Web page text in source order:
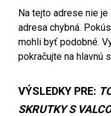
Na tejto adrese nie
adresa chybná.
mohli byť podobné.
pokračujte na hlavnú
VÝSLEDKY PRE:
SKRUTKY S